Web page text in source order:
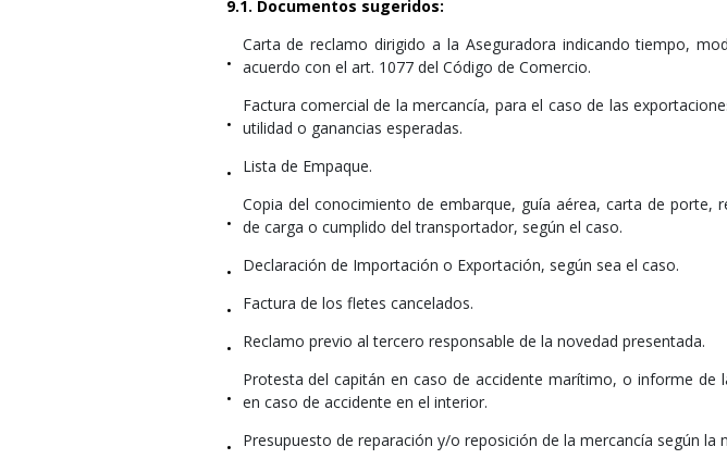
9.1. Documentos sugeridos:
•
Carta de reclamo dirigido a la Aseguradora indicando tiempo,
acuerdo con el art. 1077 del Código de Comercio.
•
Factura comercial de la mercancía, para el caso de las
utilidad o ganancias esperadas.
• Lista de Empaque.
•
Copia del conocimiento de embarque, guía aérea, carta de porte,
de carga o cumplido del transportador, según el caso.
• Declaración de Importación o Exportación, según sea el caso.
• Factura de los fletes cancelados.
• Reclamo previo al tercero responsable de la novedad presentada.
•
Protesta del capitán en caso de accidente marítimo, o informe de
en caso de accidente en el interior.
• Presupuesto de reparación y/o reposición de la mercancía según la